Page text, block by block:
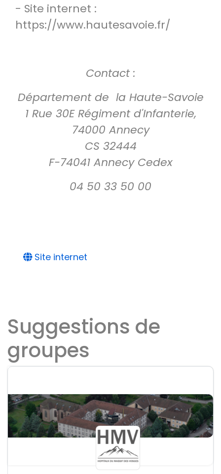
- Site internet :
https://www.hautesavoie.fr/
Contact :
Département de la Haute-Savoie
1 Rue 30E Régiment d'Infanterie,
74000 Annecy
CS 32444
F-74041 Annecy Cedex
04 50 33 50 00
Site internet
Suggestions de
groupes